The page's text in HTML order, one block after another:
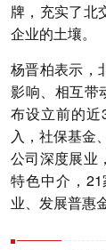
牌，充实了北
企业的土壤。
杨晋柏表示，
影响、相互带
布设立前的近
入，社保基金
公司深度展业
特色中介，
业、发展普惠